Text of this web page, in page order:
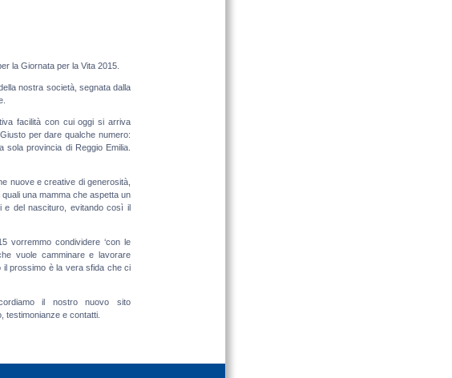
la Giornata per la Vita 2015.
nostra società, segnata dalla
facilità con cui oggi si arriva
per dare qualche numero:
sola provincia di Reggio Emilia.
nuove e creative di generosità,
una mamma che aspetta un
e del nascituro, evitando così il
vorremmo condividere ‘con le
vuole camminare e lavorare
il prossimo è la vera sfida che ci
il nostro nuovo sito
testimonianze e contatti.